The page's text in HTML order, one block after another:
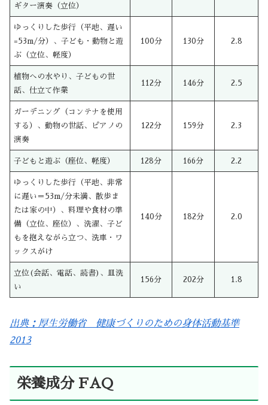
ギター演奏（立位）
ゆっくりした歩行（平地、遅い
=53m/分）、子ども・動物と遊
ぶ（立位、軽度）
100分 130分 2.8
植物への水やり、子どもの世
話、仕立て作業
112分 146分 2.5
ガーデニング（コンテナを使用
する）、動物の世話、ピアノの
演奏
122分 159分 2.3
子どもと遊ぶ（座位、軽度） 128分 166分 2.2
ゆっくりした歩行（平地、非常
に遅い＝53m/分未満、散歩ま
たは家の中）、料理や食材の準
備（立位、座位）、洗濯、子ど
もを抱えながら立つ、洗車・ワ
ックスがけ
140分 182分 2.0
立位(会話、電話、読書)、皿洗
い
156分 202分 1.8
出典：厚生労働省 健康づくりのための身体活動基準
2013
栄養成分 FAQ